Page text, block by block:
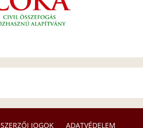
SZERZŐI JOGOK ADATVÉDELEM